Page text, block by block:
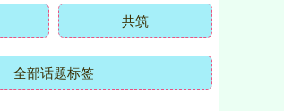
共筑
全部话题标签